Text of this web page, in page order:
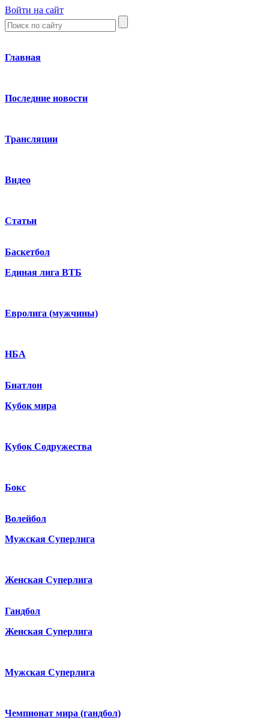
Войти на сайт
Главная
Последние новости
Трансляции
Видео
Статьи
Баскетбол
Единая лига ВТБ
Евролига (мужчины)
НБА
Биатлон
Кубок мира
Кубок Содружества
Бокс
Волейбол
Мужская Суперлига
Женская Суперлига
Гандбол
Женская Суперлига
Мужская Суперлига
Чемпионат мира (гандбол)